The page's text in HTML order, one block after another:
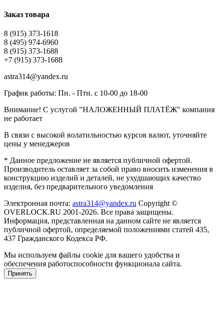
Заказ товара
8 (915) 373-1618
8 (495) 974-6960
8 (915) 373-1688
+7 (915) 373-1688
astra314@yandex.ru
График работы: Пн. - Птн. с 10-00 до 18-00
Внимание! С услугой "НАЛОЖЕННЫЙ ПЛАТЁЖ" компания
не работает
В связи с высокой волатильностью курсов валют, уточняйте
цены у менеджеров
* Данное предложение не является публичной офертой.
Производитель оставляет за собой право вносить изменения в
конструкцию изделий и деталей, не ухудшающих качество
изделия, без предварительного уведомления
Электронная почта: astra314@yandex.ru Copyright ©
OVERLOCK.RU 2001-2026. Все права защищены.
Информация, представленная на данном сайте не является
публичной офертой, определяемой положениями статей 435,
437 Гражданского Кодекса РФ.
Мы используем файлы cookie для вашего удобства и
обеспечения работоспособности функционала сайта.
Принять